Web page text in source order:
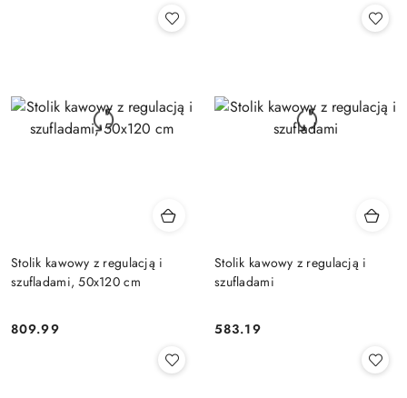
Stolik kawowy z regulacją i
szufladami, 50x120 cm
Cena:
809.99
Stolik kawowy z regulacją i
szufladami
Cena:
583.19